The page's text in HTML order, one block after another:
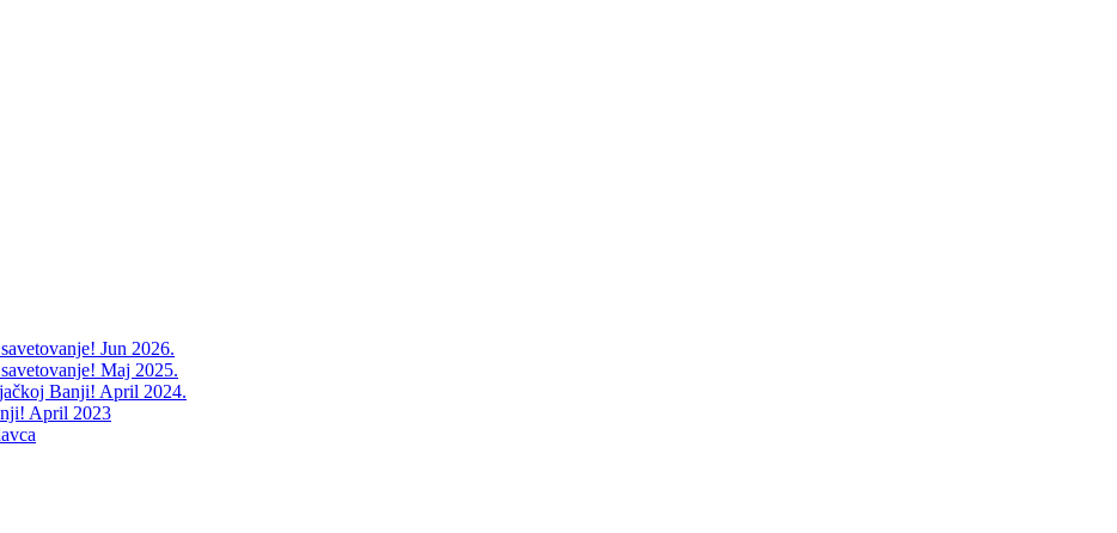
Jun 2026.
Maj 2025.
Banji! April 2024.
April 2023